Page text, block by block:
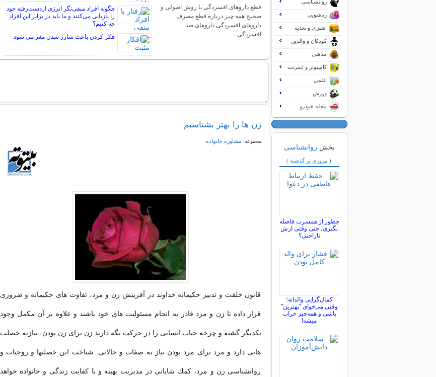
قطع داروهای افسردگی با روش اصولی و
صحیح همه چیز درباره قطع مصرف
داروهای افسردگی داروهای ضد
افسردگی…
چگونه افراد منفی‌نگر انرژی ازدست‌رفته خود
را بازیابی می‌کنند و ما باید در برابر این افراد
چه کنیم؟
فکر کردن باعث شارژ شدن مغز می شود
زن ها را بهتر بشناسیم
مجموعه: مشاوره خانواده
قانون خلقت و تدبیر حكیمانه خداوند در آفرینش زن و مرد، تفاوت های حكیمانه و ضروری
قرار داده تا زن و مرد قادر به انجام مسئولیت های خود باشند و علاوه بر آن مكمل وجود
یكدیگر گشته و چرخه حیات انسانی را در حركت نگه دارند.زن برای زن بودن، نیازبه خصلت
هایی دارد و مرد برای مرد بودن نیاز به صفات و حالاتی. شناخت این خصلتها و روحیات و
روانشناسی زن و مرد، كمك شایانی در مدیریت بهینه و با كفایت زندگی و خانواده خواهد
روانشناسی
زناشویی
آشپزی و تغذیه
کودکان و والدین
مذهبی
کامپیوتر و اینترنت
علمی
ورزش
مجله خودرو
بخش روانشناسی
( مروری بر گذشته )
چطور از همسرت فاصله
نگيری، حتی وقتی ازش
ناراحتی؟
کمال‌گرایی والدانه؛
وقتی می‌خوای "بهترین"
باشی و همه‌چیز خراب
میشه!